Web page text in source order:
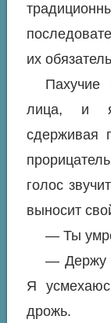
их
Пахучие
лица, и я
сдерживая
голос
выносит
— Ты
— Держу
Я
дрожь.